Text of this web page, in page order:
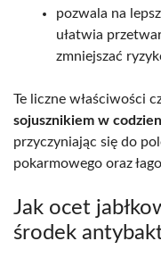
pozwala na
ułatwia
zmniejszać
Te liczne właściwości
sojusznikiem w
przyczyniając się do
pokarmowego oraz
Jak ocet
środek